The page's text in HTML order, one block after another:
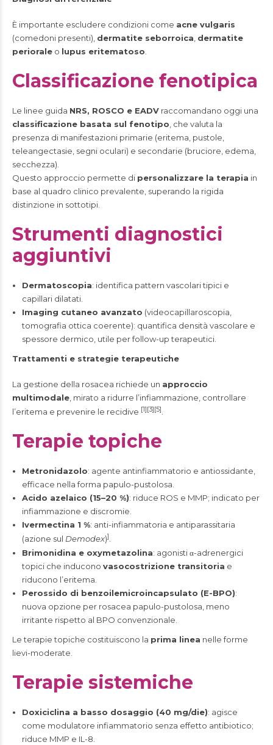
È importante escludere condizioni come acne vulgaris
(comedoni presenti), dermatite seborroica dermatite
periorale o lupus eritematoso
Classificazione fenotipica
Le linee guida NRS, ROSCO e EADV raccomandano oggi una
classificazione basata sul fenotipo , che valuta la
presenza di manifestazioni primarie (eritema, pustole,
teleangectasie, segni oculari) e secondarie (bruciore, edema,
secchezza).
Questo approccio permette di personalizzare la terapia in
base al quadro clinico prevalente, superando la rigida
distinzione in sottotipi.
Strumenti diagnostici
aggiuntivi
Dermatoscopia: identifica pattern vascolari tipici e
capillari dilatati.
Imaging cutaneo avanzato (videocapillaroscopia,
tomografia ottica coerente): quantifica densità vascolare e
spessore dermico, utile per follow-up terapeutici.
Trattamenti e strategie terapeutiche
La gestione della rosacea richiede un approccio
multimodale , mirato a ridurre l’infiammazione, controllare
l’eritema e prevenire le recidive [1][3][5].
Terapie topiche
Metronidazolo: agente antinfiammatorio e antiossidante,
efficace nella forma papulo-pustolosa.
Acido azelaico (15–20 %): riduce ROS e MMP; indicato per
infiammazione e discromie.
Ivermectina 1 %: anti-infiammatoria e antiparassitaria
(azione sul Demodex)] .
Brimonidina e oxymetazolina: agonisti α-adrenergici
topici che inducono vasocostrizione transitoria e
riducono l’eritema.
Perossido di benzoilemicroincapsulato (E-BPO):
nuova opzione per rosacea papulo-pustolosa, meno
irritante rispetto al BPO convenzionale.
Le terapie topiche costituiscono la prima linea nelle forme
lievi-moderate.
Terapie sistemiche
Doxiciclina a basso dosaggio (40 mg/die): agisce
come modulatore infiammatorio senza effetto antibiotico;
riduce MMP e IL-8.